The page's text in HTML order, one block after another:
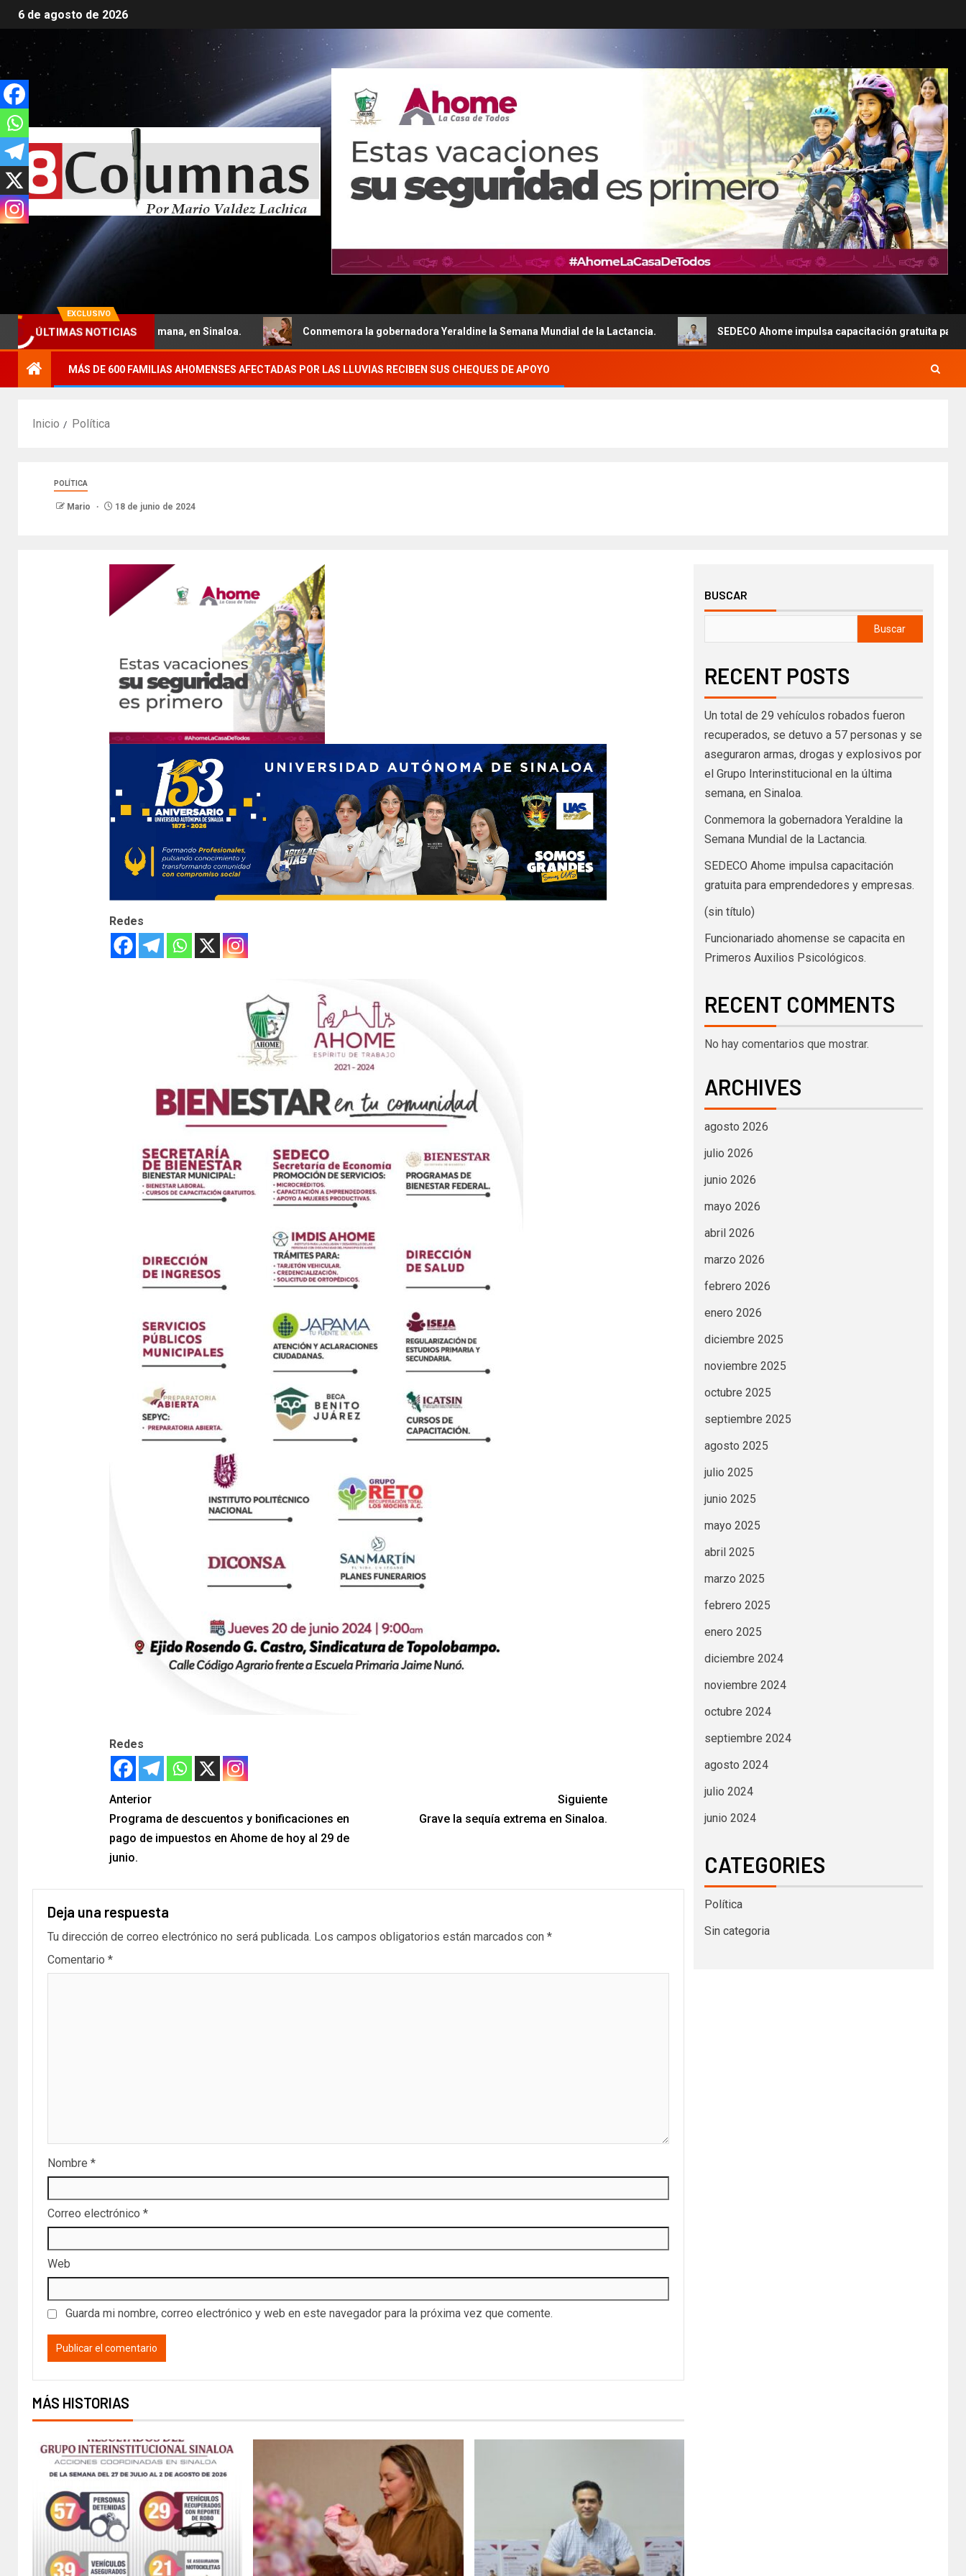
6 de agosto de 2026
EXCLUSIVO
ÚLTIMAS NOTICIAS
en la última semana, en Sinaloa. Conmemora la gobernadora Yeraldine la Semana Mundial de la Lactancia. SEDECO Ahome impulsa capacitación gratuita para
MÁS DE 600 FAMILIAS AHOMENSES AFECTADAS POR LAS LLUVIAS RECIBEN SUS CHEQUES DE APOYO
Inicio Política
POLÍTICA
Mario 18 de junio de 2024
Redes
Redes
Anterior
Programa de descuentos y bonificaciones en
pago de impuestos en Ahome de hoy al 29 de
junio.
Siguiente
Grave la sequía extrema en Sinaloa.
Deja una respuesta
Tu dirección de correo electrónico no será publicada. Los campos obligatorios están marcados con *
Comentario *
Nombre *
Correo electrónico *
Web
Guarda mi nombre, correo electrónico y web en este navegador para la próxima vez que comente.
MÁS HISTORIAS
BUSCAR
Buscar
RECENT POSTS
Un total de 29 vehículos robados fueron
recuperados, se detuvo a 57 personas y se
aseguraron armas, drogas y explosivos por
el Grupo Interinstitucional en la última
semana, en Sinaloa.
Conmemora la gobernadora Yeraldine la
Semana Mundial de la Lactancia.
SEDECO Ahome impulsa capacitación
gratuita para emprendedores y empresas.
(sin título)
Funcionariado ahomense se capacita en
Primeros Auxilios Psicológicos.
RECENT COMMENTS
No hay comentarios que mostrar.
ARCHIVES
agosto 2026
julio 2026
junio 2026
mayo 2026
abril 2026
marzo 2026
febrero 2026
enero 2026
diciembre 2025
noviembre 2025
octubre 2025
septiembre 2025
agosto 2025
julio 2025
junio 2025
mayo 2025
abril 2025
marzo 2025
febrero 2025
enero 2025
diciembre 2024
noviembre 2024
octubre 2024
septiembre 2024
agosto 2024
julio 2024
junio 2024
CATEGORIES
Política
Sin categoria